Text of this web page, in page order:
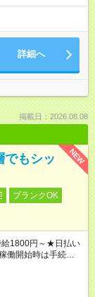
)となり、その他待
と異なる部分があり
与：月給 212,000
みます。※超過分
円以上／月 みなし
～20時 ◎土曜 11時
月全体でバランス
詳細へ
掲載日：2026.08.08
NEW
でもシッ
ブランクOK
1800円～★日払い
開始時は手続き完